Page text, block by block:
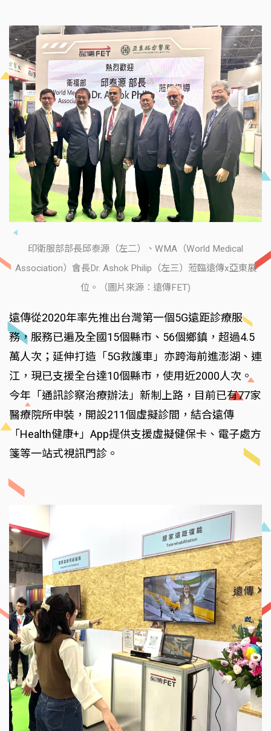
印衛服部部長邱泰源（左二）、WMA（World Medical
Association）會長Dr. Ashok Philip（左三）蒞臨遠傳x亞東展
位。（圖片來源：遠傳FET)
遠傳從2020年率先推出台灣第一個5G遠距診療服
務，服務已遍及全國15個縣市、56個鄉鎮，超過4.5
萬人次；延伸打造「5G救護車」亦跨海前進澎湖、連
江，現已支援全台達10個縣市，使用近2000人次。
今年「通訊診察治療辦法」新制上路，目前已有77家
醫療院所申裝，開設211個虛擬診間，結合遠傳
「Health健康+」App提供支援虛擬健保卡、電子處方
箋等一站式視訊門診。